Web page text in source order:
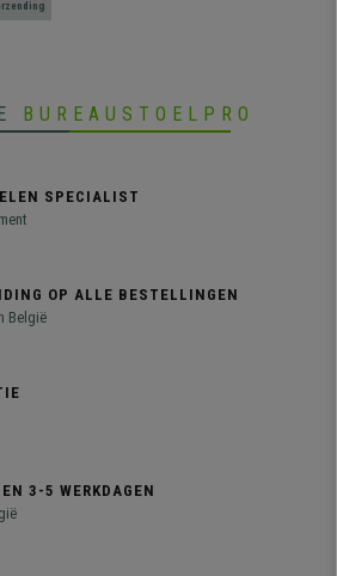
BUREAUSTOELPRO
SPECIALIST
OP ALLE BESTELLINGEN
België
3-5 WERKDAGEN